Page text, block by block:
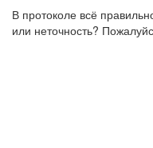
В протоколе всё
или неточность?